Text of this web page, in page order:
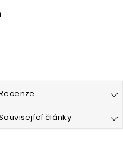
články